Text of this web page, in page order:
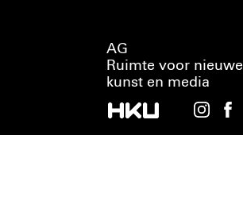
AG
Ruimte voor nieuwe
kunst en media